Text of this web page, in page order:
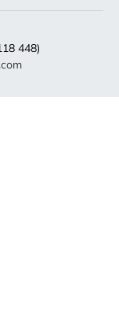
448)